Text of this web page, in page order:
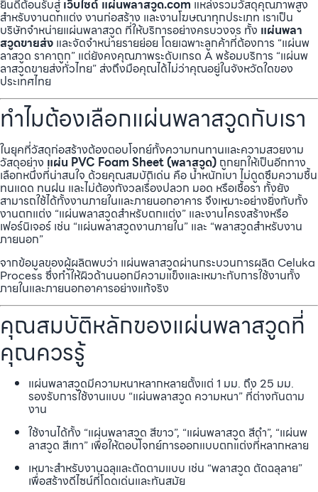
ยินดีต้อนรับสู่ เว็บไซต์ แผ่นพลาสวูด.com แหล่งรวมวัสดุคุณภาพสูง
สำหรับงานตกแต่ง งานก่อสร้าง และงานโฆษณาทุกประเภท เราเป็น
บริษัทจำหน่ายแผ่นพลาสวูด ที่ให้บริการอย่างครบวงจร ทั้ง แผ่นพลา
สวูดขายส่ง และจัดจำหน่ายรายย่อย โดยเฉพาะลูกค้าที่ต้องการ “แผ่นพ
ลาสวูด ราคาถูก” แต่ยังคงคุณภาพระดับเกรด A พร้อมบริการ “แผ่นพ
ลาสวูดขายส่งทั่วไทย” ส่งถึงมือคุณได้ไม่ว่าคุณอยู่ในจังหวัดใดของ
ประเทศไทย
ทำไมต้องเลือกแผ่นพลาสวูดกับเรา
ในยุคที่วัสดุก่อสร้างต้องตอบโจทย์ทั้งความทนทานและความสวยงาม
วัสดุอย่าง แผ่น PVC Foam Sheet (พลาสวูด) ถูกยกให้เป็นอีกทาง
เลือกหนึ่งที่น่าสนใจ ด้วยคุณสมบัติเด่น คือ น้ำหนักเบา ไม่ดูดซึมความชื้น
ทนแดด ทนฝน และไม่ต้องกังวลเรื่องปลวก มอด หรือเชื้อรา ทั้งยัง
สามารถใช้ได้ทั้งงานภายในและภายนอกอาคาร จึงเหมาะอย่างยิ่งกับทั้ง
งานตกแต่ง “แผ่นพลาสวูดสำหรับตกแต่ง” และงานโครงสร้างหรือ
เฟอร์นิเจอร์ เช่น “แผ่นพลาสวูดงานภายใน” และ “พลาสวูดสำหรับงาน
ภายนอก”
จากข้อมูลของผู้ผลิตพบว่า แผ่นพลาสวูดผ่านกระบวนการผลิต Celuka
Process ซึ่งทำให้ผิวด้านนอกมีความแข็งและเหมาะกับการใช้งานทั้ง
ภายในและภายนอกอาคารอย่างแท้จริง
คุณสมบัติหลักของแผ่นพลาสวูดที่
คุณควรรู้
แผ่นพลาสวูดมีความหนาหลากหลายตั้งแต่ 1 มม. ถึง 25 มม.
รองรับการใช้งานแบบ “แผ่นพลาสวูด ความหนา” ที่ต่างกันตาม
งาน
ใช้งานได้ทั้ง “แผ่นพลาสวูด สีขาว”, “แผ่นพลาสวูด สีดำ”, “แผ่นพ
ลาสวูด สีเทา” เพื่อให้ตอบโจทย์การออกแบบตกแต่งที่หลากหลาย
เหมาะสำหรับงานฉลุและตัดตามแบบ เช่น “พลาสวูด ตัดฉลุลาย”
เพื่อสร้างดีไซน์ที่โดดเด่นและทันสมัย